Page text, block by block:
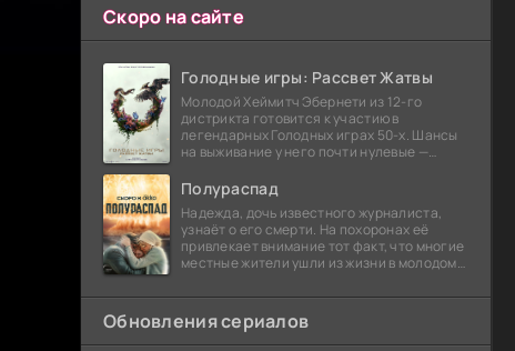
Скоро на сайте
Голодные игры: Рассвет Жатвы
Молодой Хеймитч Эбернети из 12-го
дистрикта готовится к участию в
легендарных Голодных играх 50-х. Шансы
на выживание у него почти нулевые —
победу еще сорок
Полураспад
Надежда, дочь известного журналиста,
узнаёт о его смерти. На похоронах её
привлекает внимание тот факт, что многие
местные жители ушли из жизни в молодом
бомбы
Обновления сериалов